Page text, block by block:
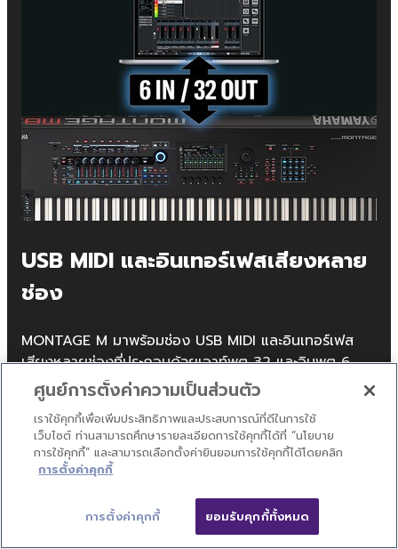
USB MIDI และอินเทอร์เฟสเสียงหลาย
ช่อง
MONTAGE M มาพร้อมช่อง USB MIDI และอินเทอร์เฟส
เสียงหลายช่องที่ประกอบด้วยเอาท์พุต 32 และอินพุต 6
ช่อง ซึ่งจะช่วยให้การเซ็ตอัพสตูดิโอของคุณง่ายขึ้น การ
บันทึก MIDI การตรวจสอบเครื่องดนตรีเสมือนจริง และการ
บันทึกเสียงแบบหลายแทร็กผ่านสาย USB เพียงเส้นเดียวจะ
ช่วยให้คุณสามารถใช้เวลาสร้างสรรค์ผลงานเพลงได้มากยิ่ง
ขึ้น
ศูนย์การตั้งค่าความเป็นส่วนตัว
เราใช้คุกกี้เพื่อเพิ่มประสิทธิภาพและประสบการณ์ที่ดีในการใช้
เว็บไซต์ ท่านสามารถศึกษารายละเอียดการใช้คุกกี้ได้ที่ “นโยบาย
การใช้คุกกี้” และสามารถเลือกตั้งค่ายินยอมการใช้คุกกี้ได้โดยคลิก
การตั้งค่าคุกกี้
การตั้งค่าคุกกี้ ยอมรับคุกกี้ทั้งหมด